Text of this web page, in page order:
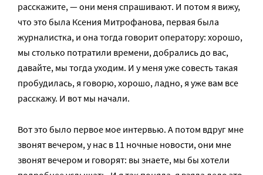
расскажите, — они меня спрашивают. И потом я вижу,
что это была Ксения Митрофанова, первая была
журналистка, и она тогда говорит оператору: хорошо,
мы столько потратили времени, добрались до вас,
давайте, мы тогда уходим. И у меня уже совесть такая
пробудилась, я говорю, хорошо, ладно, я уже вам все
расскажу. И вот мы начали.
Вот это было первое мое интервью. А потом вдруг мне
звонят вечером, у нас в 11 ночные новости, они мне
звонят вечером и говорят: вы знаете, мы бы хотели